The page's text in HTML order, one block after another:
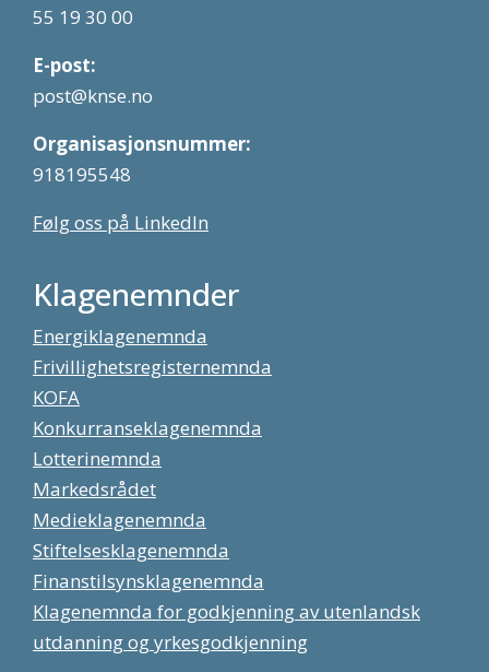
55 19 30 00
E-post:
post@knse.no
Organisasjonsnummer:
918195548
Følg oss på LinkedIn
Klagenemnder
Energiklagenemnda
Frivillighetsregisternemnda
KOFA
Konkurranseklagenemnda
Lotterinemnda
Markedsrådet
Medieklagenemnda
Stiftelsesklagenemnda
Finanstilsynsklagenemnda
Klagenemnda for godkjenning av utenlandsk
utdanning og yrkesgodkjenning